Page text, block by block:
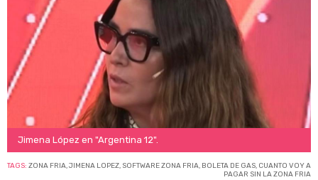
Jimena López en "Argentina 12".
TAGS: ZONA FRIA,JIMENA LOPEZ, SOFTWARE ZONA FRIA, BOLETA DE GAS, CUANTO VOY A
PAGAR SIN LA ZONA FRIA